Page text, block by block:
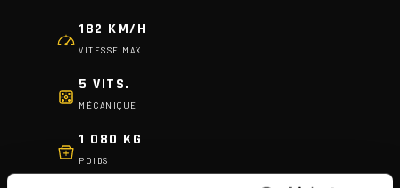
182 KM/H
VITESSE MAX
5 VITS.
MÉCANIQUE
1 080 KG
POIDS